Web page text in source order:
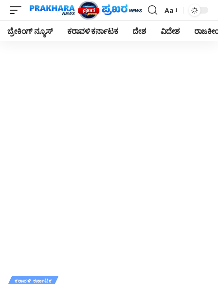
Font
Resizer
Aa
ಬ್ರೇಕಿಂಗ್ ನ್ಯೂಸ್ ಕರಾವಳಿ ಕರ್ನಾಟಕ ದೇಶ ವಿದೇಶ
ಕರಾವಳಿ ಕರ್ನಾಟಕ